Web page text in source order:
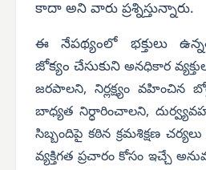
కాదా అని వారు ప్రశ్నిస్తున్నారు.
ఈ నేపథ్యంలో భక్తులు
జోక్యం చేసుకుని అనధికార
జరపాలని, నిర్లక్ష్యం వహించిన
బాధ్యత నిర్ధారించాలని,
సిబ్బందిపై కఠిన క్రమశిక్షణ
వ్యక్తిగత ప్రచారం కోసం ఇచ్చే